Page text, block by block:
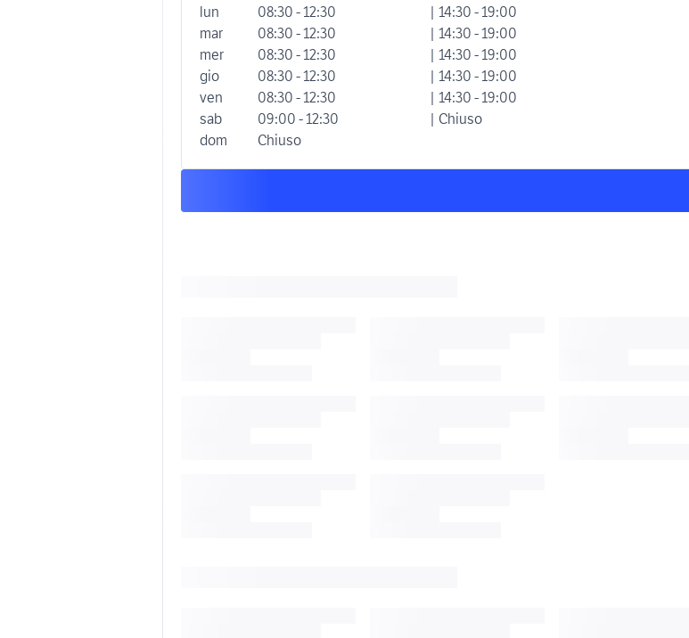
lun
08:30 - 12:30
| 14:30 - 19:00
mar
08:30 - 12:30
| 14:30 - 19:00
mer
08:30 - 12:30
| 14:30 - 19:00
gio
08:30 - 12:30
| 14:30 - 19:00
ven
08:30 - 12:30
| 14:30 - 19:00
sab
09:00 - 12:30
| Chiuso
dom
Chiuso